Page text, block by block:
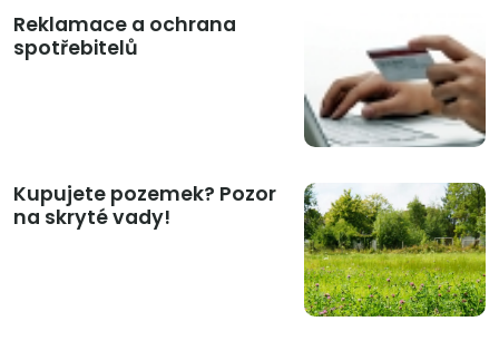
Reklamace a ochrana
spotřebitelů
Kupujete pozemek? Pozor
na skryté vady!